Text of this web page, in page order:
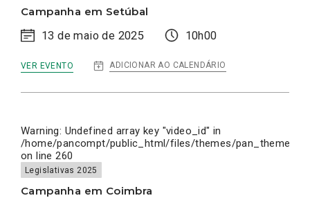
Campanha em Setúbal
13 de maio de 2025
10h00
VER EVENTO ADICIONAR AO CALENDÁRIO
:
CAMPANHA
SETÚBAL
Warning: Undefined array key "video_id" in
/home/pancompt/public_html/files/themes/pan_theme/
on line260
Legislativas 2025
Campanha em Coimbra